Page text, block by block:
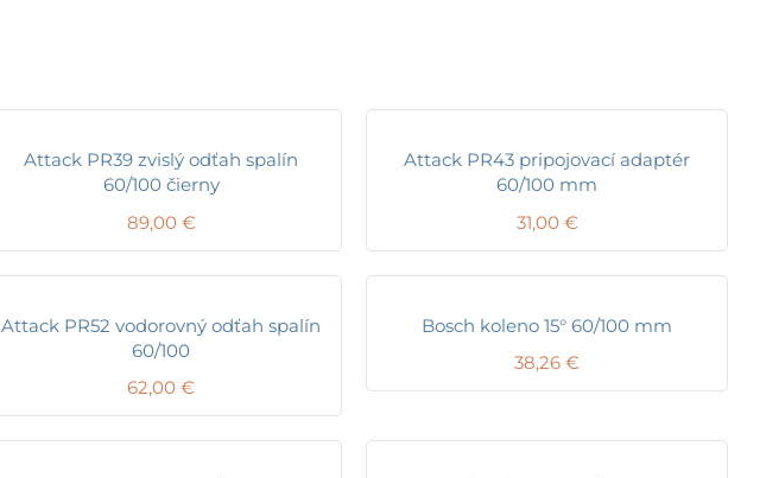
Attack PR39 zvislý odťah spalín
60/100 čierny
89,00 €
Attack PR43 pripojovací adaptér
60/100 mm
31,00 €
Attack PR52 vodorovný odťah spalín
60/100
62,00 €
Bosch koleno 15° 60/100 mm
38,26 €